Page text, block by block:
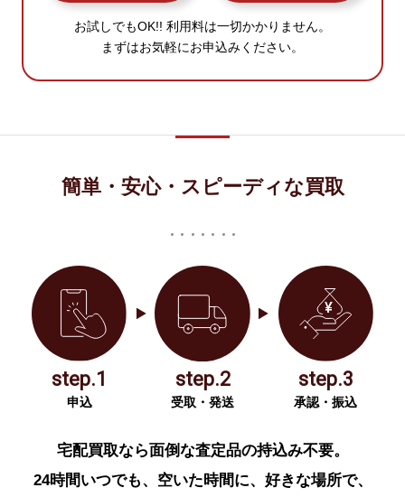
お試しでもOK!! 利用料は一切かかりません。
まずはお気軽にお申込みください。
簡単・安心・スピーディな買取
step.1
申込
step.2
受取・発送
step.3
承認・振込
宅配買取なら面倒な査定品の持込み不要。
24時間いつでも、空いた時間に、好きな場所で、